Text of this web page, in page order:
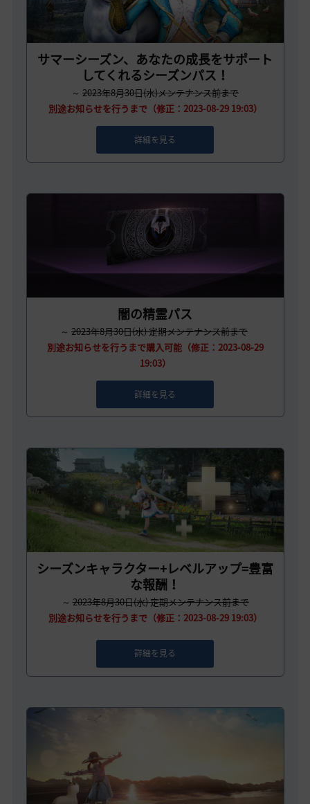
サマーシーズン、あなたの成長をサポート
してくれるシーズンパス！
～ 2023年8月30日(水)メンテナンス前まで
別途お知らせを行うまで（修正：2023-08-29 19:03）
詳細を見る
闇の精霊パス
～ 2023年8月30日(水) 定期メンテナンス前まで
別途お知らせを行うまで購入可能（修正：2023-08-29
19:03）
詳細を見る
シーズンキャラクター+レベルアップ=豊富
な報酬！
～2023年8月30日(水) 定期メンテナンス前まで
別途お知らせを行うまで（修正：2023-08-29 19:03）
詳細を見る